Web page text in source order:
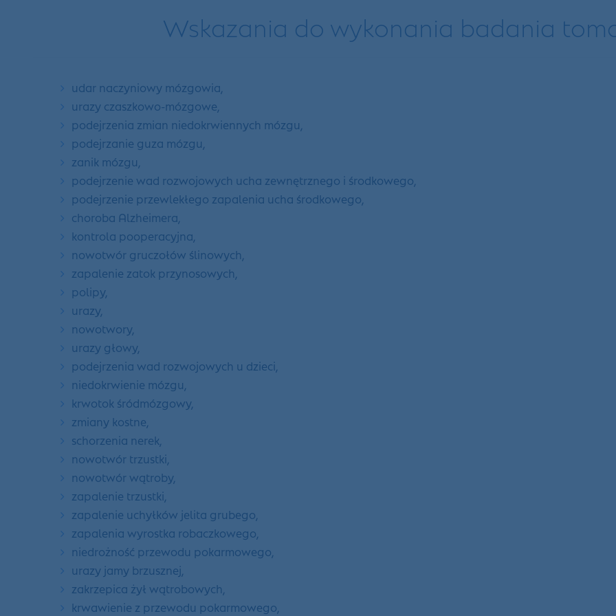
Wskazania do wykonania badania
udar naczyniowy mózgowia,
urazy czaszkowo-mózgowe,
podejrzenia zmian niedokrwiennych mózgu,
podejrzanie guza mózgu,
zanik mózgu,
podejrzenie wad rozwojowych ucha zewnętrznego i środkowego,
podejrzenie przewlekłego zapalenia ucha środkowego,
choroba Alzheimera,
kontrola pooperacyjna,
nowotwór gruczołów ślinowych,
zapalenie zatok przynosowych,
polipy,
urazy,
nowotwory,
urazy głowy,
podejrzenia wad rozwojowych u dzieci,
niedokrwienie mózgu,
krwotok śródmózgowy,
zmiany kostne,
schorzenia nerek,
nowotwór trzustki,
nowotwór wątroby,
zapalenie trzustki,
zapalenie uchyłków jelita grubego,
zapalenia wyrostka robaczkowego,
niedrożność przewodu pokarmowego,
urazy jamy brzusznej,
zakrzepica żył wątrobowych,
krwawienie z przewodu pokarmowego,